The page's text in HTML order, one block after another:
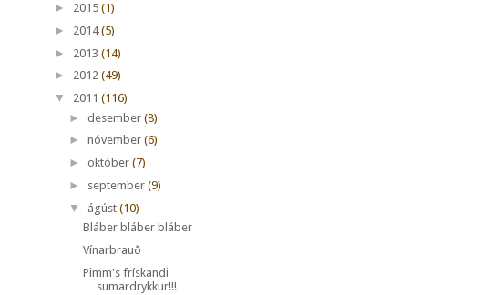
► 2015 (1)
► 2014 (5)
► 2013 (14)
► 2012 (49)
▼
2011 (116)
► desember (8)
► nóvember (6)
► október (7)
► september (9)
▼
ágúst (10)
Bláber bláber bláber
Vínarbrauð
Pimm's frískandi
sumardrykkur!!!